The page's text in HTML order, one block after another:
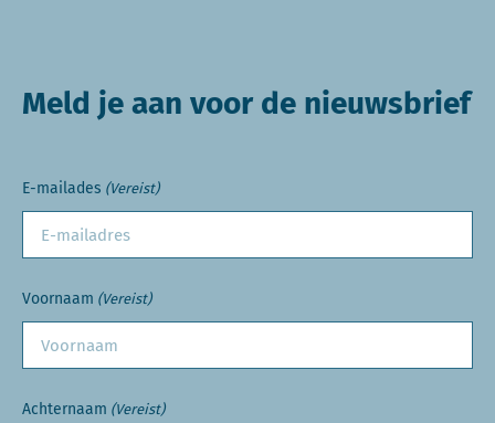
Meld je aan voor de nieuwsbrief
E-mailades (Vereist)
Voornaam (Vereist)
Achternaam (Vereist)